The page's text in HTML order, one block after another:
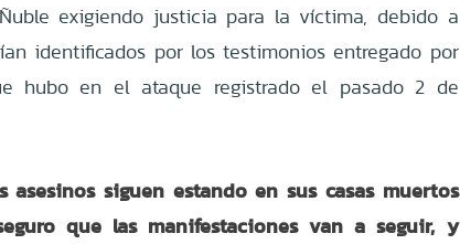
exigiendo justicia para la víctima, debido a
identificados por los testimonios entregado por
hubo en el ataque registrado el pasado 2 de
asesinos siguen estando en sus casas muertos
que las manifestaciones van a seguir, y